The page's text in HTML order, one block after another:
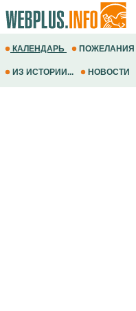
КАЛЕНДАРЬ ПОЖЕЛАНИЯ
ИЗ ИСТОРИИ... НОВОСТИ